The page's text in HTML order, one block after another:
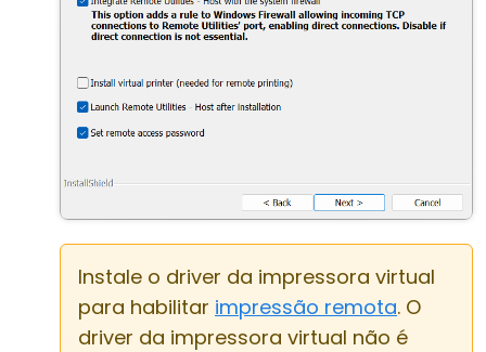
Instale o driver da impressora virtual
para habilitar impressão remota. O
driver da impressora virtual não é